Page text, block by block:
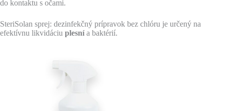
do kontaktu s očami.
SteriSolan sprej: dezinfekčný prípravok bez chlóru je určený na
efektívnu likvidáciu plesnía baktérií.